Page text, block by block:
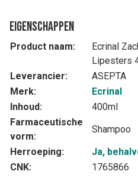
Eigenschappen
Product naam:
Ecrinal
Lipesters
Leverancier:
ASEPTA
Merk:
Ecrinal
Inhoud:
400ml
Farmaceutische
vorm:
Shampoo
Herroeping:
Ja,
CNK:
1765866